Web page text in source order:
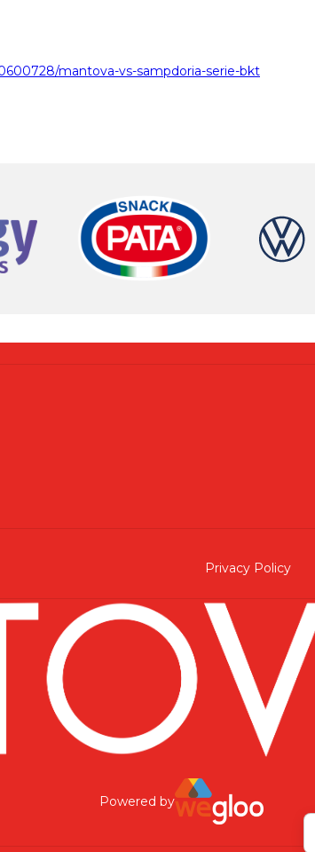
mantova-vs-sampdoria-serie-bkt
Privacy Policy
Powered by